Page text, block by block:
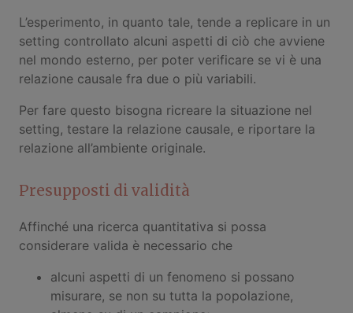
L’esperimento, in quanto tale, tende a replicare in un
setting controllato alcuni aspetti di ciò che avviene
nel mondo esterno, per poter verificare se vi è una
relazione causale fra due o più variabili.
Per fare questo bisogna ricreare la situazione nel
setting, testare la relazione causale, e riportare la
relazione all’ambiente originale.
Presupposti di validità
Affinché una ricerca quantitativa si possa
considerare valida è necessario che
alcuni aspetti di un fenomeno si possano
misurare, se non su tutta la popolazione,